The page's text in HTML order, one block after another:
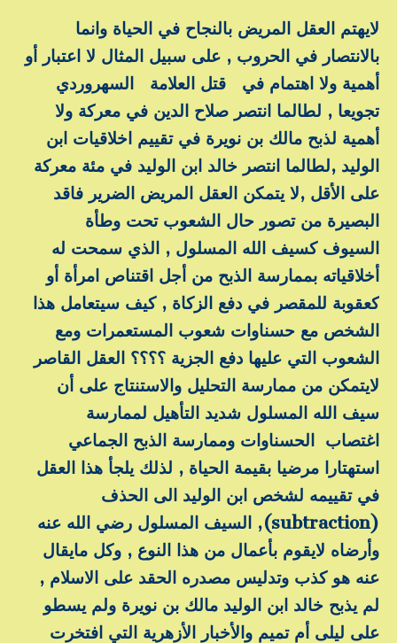
لايهتم العقل المريض بالنجاح في الحياة وانما
بالانتصار في الحروب , على سبيل المثال لا اعتبار أو
أهمية ولا اهتمام في قتل العلامة السهروردي
تجويعا , لطالما انتصر صلاح الدين في معركة ولا
أهمية لذبح مالك بن نويرة في تقييم اخلاقيات ابن
الوليد ,لطالما انتصر خالد ابن الوليد في مئة معركة
على الأقل ,لا يتمكن العقل المريض الضرير فاقد
البصيرة من تصور حال الشعوب تحت وطأة
السيوف كسيف الله المسلول , الذي سمحت له
أخلاقياته بممارسة الذبح من أجل اقتناص امرأة أو
كعقوبة للمقصر في دفع الزكاة , كيف سيتعامل هذا
الشخص مع حسناوات شعوب المستعمرات ومع
الشعوب التي عليها دفع الجزية ؟؟؟؟ العقل القاصر
لايتمكن من ممارسة التحليل والاستنتاج على أن
سيف الله المسلول شديد التأهيل لممارسة
اغتصاب الحسناوات وممارسة الذبح الجماعي
استهتارا مرضيا بقيمة الحياة , لذلك يلجأ هذا العقل
في تقييمه لشخص ابن الوليد الى الحذف
(subtraction), السيف المسلول رضي الله عنه
وأرضاه لايقوم بأعمال من هذا النوع , وكل مايقال
عنه هو كذب وتدليس مصدره الحقد على الاسلام ,
لم يذبح خالد ابن الوليد مالك بن نويرة ولم يسطو
على ليلى أم تميم والأخبار الأزهرية التي افتخرت